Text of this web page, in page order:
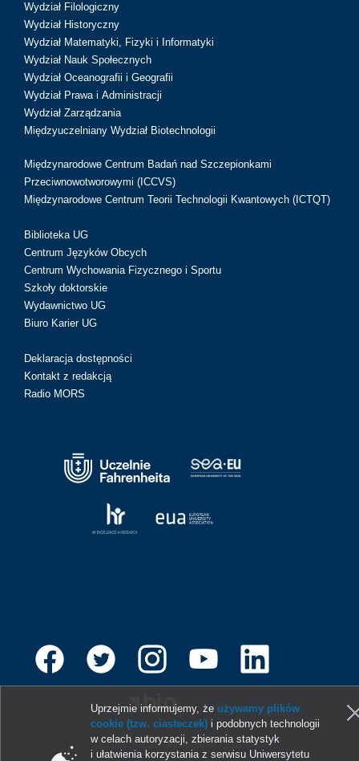
Wydział Filologiczny
Wydział Historyczny
Wydział Matematyki, Fizyki i Informatyki
Wydział Nauk Społecznych
Wydział Oceanografii i Geografii
Wydział Prawa i Administracji
Wydział Zarządzania
Międzyuczelniany Wydział Biotechnologii
Międzynarodowe Centrum Badań nad Szczepionkami
Przeciwnowotworowymi (ICCVS)
Międzynarodowe Centrum Teorii Technologii Kwantowych (ICTQT)
Biblioteka UG
Centrum Języków Obcych
Centrum Wychowania Fizycznego i Sportu
Szkoły doktorskie
Wydawnictwo UG
Biuro Karier UG
Deklaracja dostępności
Kontakt z redakcją
Radio MORS
© 2013-2026 Uniwersytet Gdański
Uprzejmie informujemy, że używamy plików
cookie (tzw. ciasteczek) i podobnych technologii
w celach autoryzacji, zbierania statystyk
i ułatwienia korzystania z serwisu Uniwersytetu